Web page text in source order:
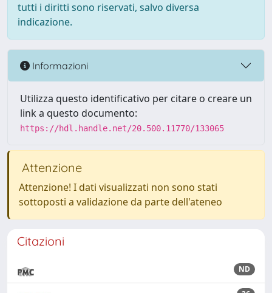
tutti i diritti sono riservati, salvo diversa
indicazione.
Informazioni
Utilizza questo identificativo per citare o creare un
link a questo documento:
https://hdl.handle.net/20.500.11770/133065
Attenzione
Attenzione! I dati visualizzati non sono stati
sottoposti a validazione da parte dell'ateneo
Citazioni
ND